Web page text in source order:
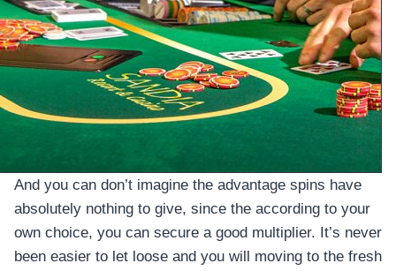
And you can don’t imagine the advantage spins have
absolutely nothing to give, since the according to your
own choice, you can secure a good multiplier. It’s never
been easier to let loose and you will moving to the fresh